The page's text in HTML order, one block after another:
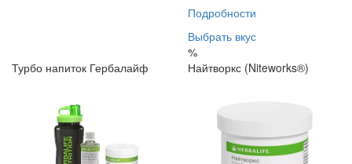
Подробности
Выбрать вкус
%
Турбо напиток Гербалайф
Найтворкс (Niteworks®)